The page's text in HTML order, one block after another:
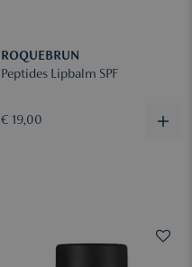
ROQUEBRUN
Peptides Lipbalm SPF
€ 19,00